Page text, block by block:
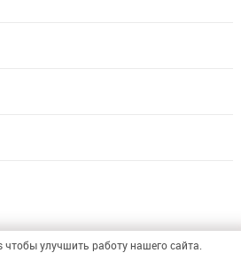
улучшить работу нашего сайта.